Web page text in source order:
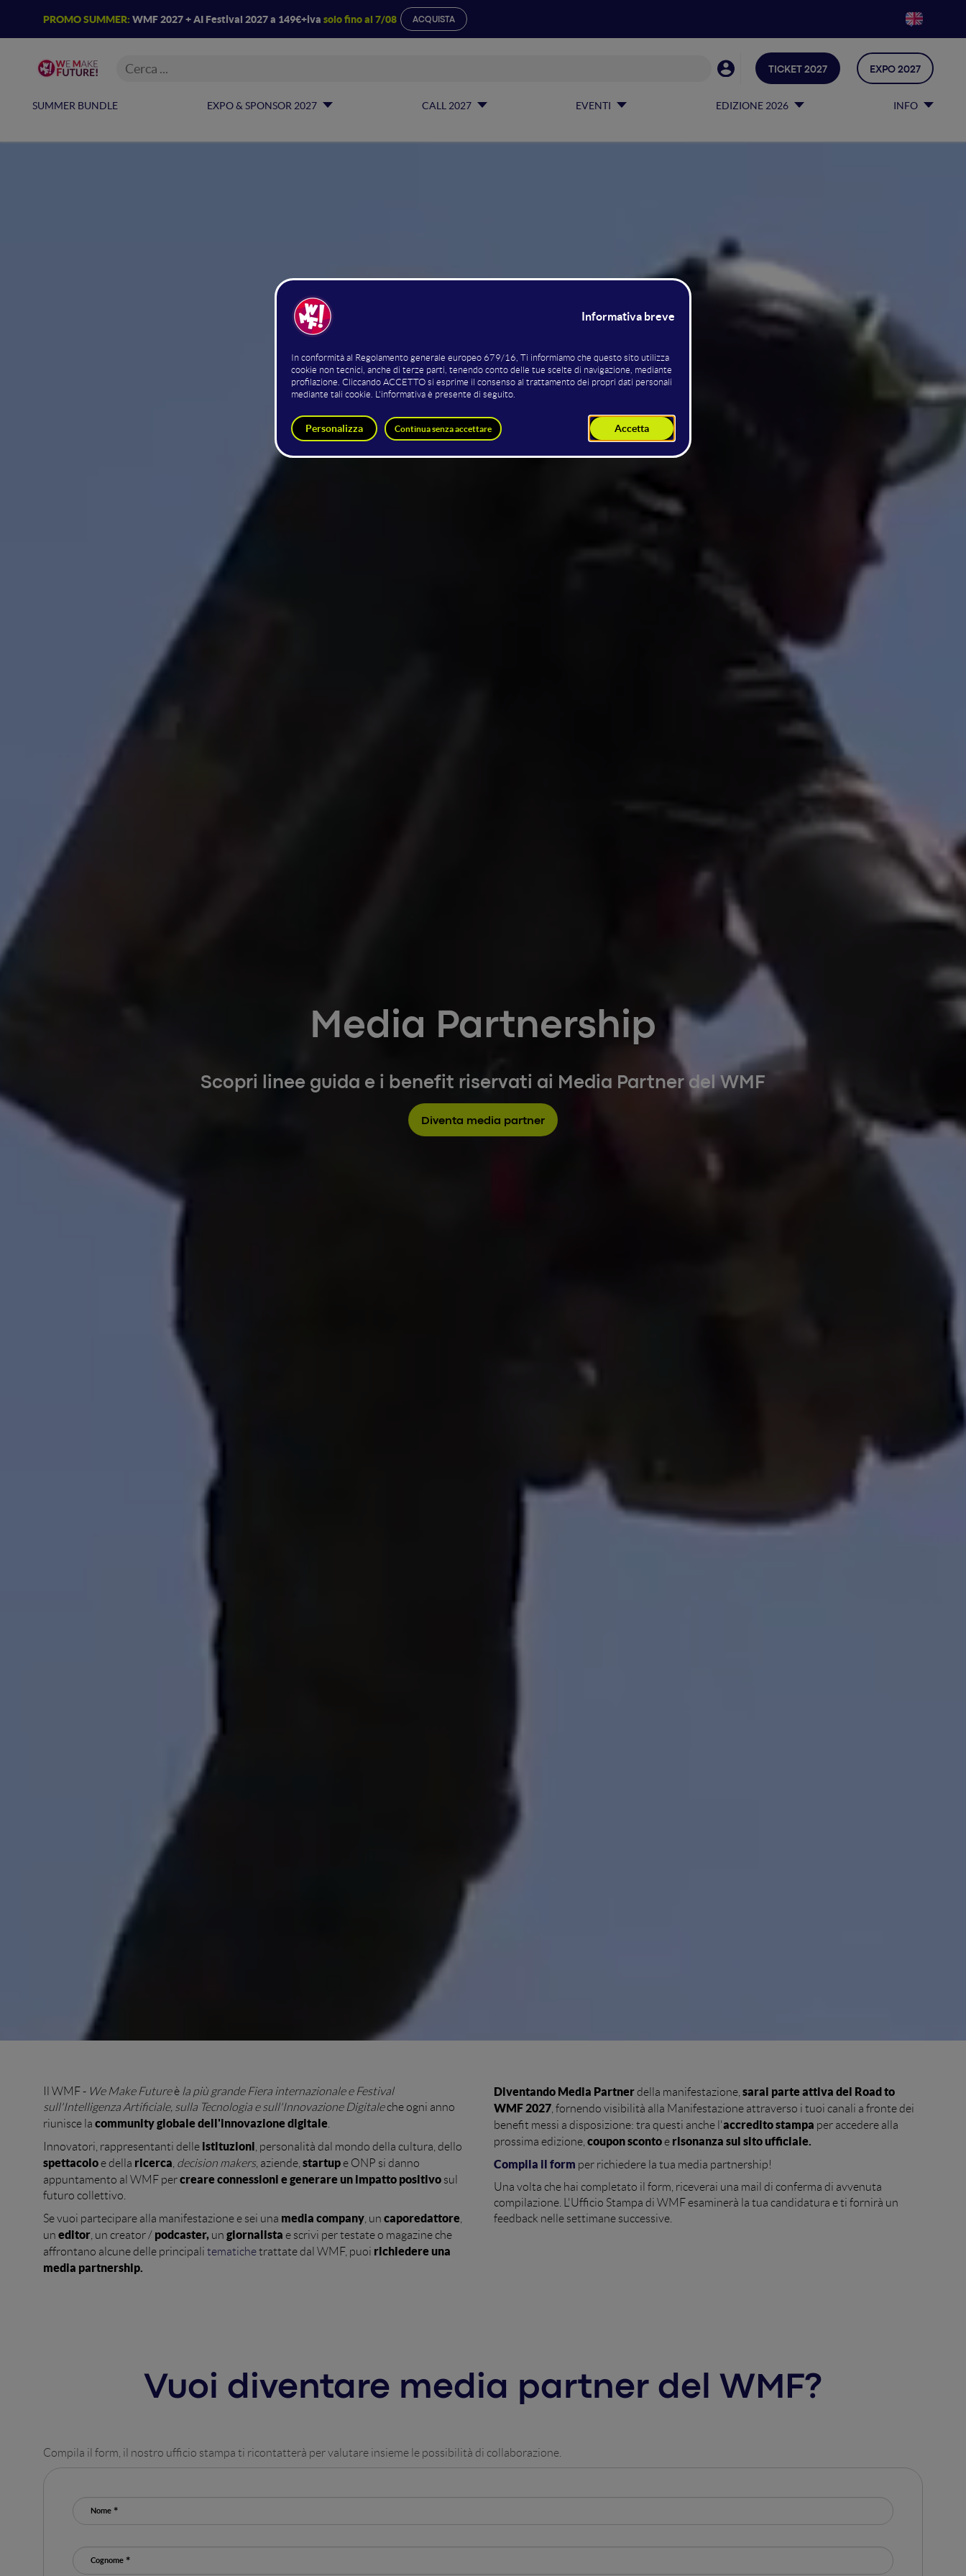
PROMO SUMMER: WMF 2027 + AI Festival 2027 a 149€+iva solo fino al 7/08 ACQUISTA
SUMMER BUNDLE EXPO & SPONSOR 2027 CALL 2027 EVENTI EDIZIONE 2026 INFO
TICKET 2027 EXPO 2027
Media Partnership
Scopri linee guida e i benefit riservati ai Media Partner del WMF
Diventa media partner
Il WMF - We Make Futureè la più grande Fiera internazionale e Festival
sull'Intelligenza Artificiale, sulla Tecnologia e sull'Innovazione Digitaleche ogni anno
riunisce la community globale dell'innovazione digitale
Innovatori, rappresentanti delle istituzioni , personalità dal mondo della cultura, dello
spettacoloe della ricerca decision makers, aziende, startupe ONP si danno
appuntamento al WMF percreare connessioni e generare un impatto positivo sul
futuro collettivo.
Se vuoi partecipare alla manifestazione e sei una media company , un caporedattore
un editor un creator / podcaster, un giornalista e scrivi per testate o magazine che
affrontano alcune delle principali tematichetrattate dal WMF, puoi richiedere una
media partnership.
Diventando Media Partnerdella manifestazione, sarai parte attiva del Road to
WMF 2027 , fornendo visibilità alla Manifestazione attraverso i tuoi canali a fronte dei
benefit messi a disposizione: tra questi anche l'accredito stampa per accedere alla
prossima edizione, coupon scontoe risonanza sul sito ufficiale.
Compila il form per richiedere la tua media partnership!
Una volta che hai completato il form, riceverai una mail di conferma di avvenuta
compilazione. L'Ufficio Stampa di WMF esaminerà la tua candidatura e ti fornirà un
feedback nelle settimane successive.
Vuoi diventare media partner del WMF?
Compila il form, il nostro ufficio stampa ti ricontatterà per valutare insieme le possibilità di collaborazione.
Nome
Cognome